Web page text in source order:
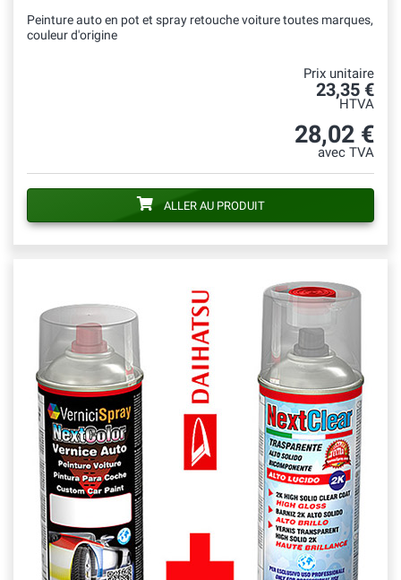
Peinture auto en pot et spray retouche voiture toutes marques,
couleur d'origine
Prix unitaire
23,35 €
HTVA
28,02 €
avec TVA
ALLER AU PRODUIT